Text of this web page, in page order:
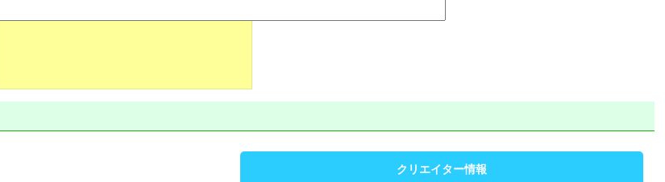
クリエイター情報